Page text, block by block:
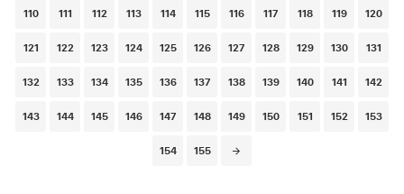
110 111 112 113 114 115 116 117 118 119 120
121 122 123 124 125 126 127 128 129 130 131
132 133 134 135 136 137 138 139 140 141 142
143 144 145 146 147 148 149 150 151 152 153
154 155